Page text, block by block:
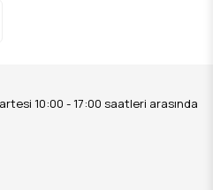
10:00 - 17:00 saatleri arasında